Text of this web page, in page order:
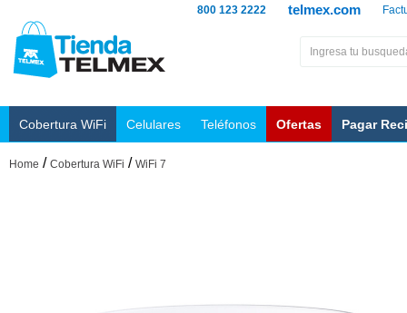
telmex.com
800 123 2222
Cobertura WiFi Celulares Teléfonos Ofertas Pagar
Home / Cobertura WiFi / WiFi 7